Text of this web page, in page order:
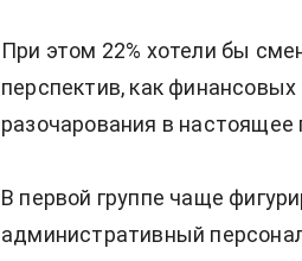
При этом 22% хотели бы
перспектив, как
разочарования в
В первой группе чаще
административный